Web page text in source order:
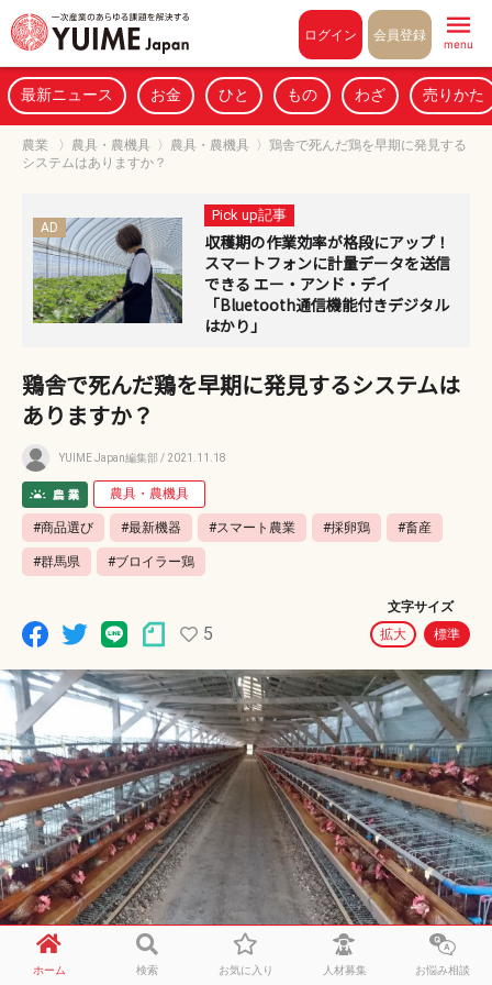
ログイン 会員登録
menu
最新ニュース お金 ひと もの わざ 売りかた
農業 〉 農具・農機具 〉 農具・農機具 〉 鶏舎で死んだ鶏を早期に発見する
システムはありますか？
AD
Pick up記事
収穫期の作業効率が格段にアップ！
スマートフォンに計量データを送信
できる エー・アンド・デイ
「Bluetooth通信機能付きデジタル
はかり」
鶏舎で死んだ鶏を早期に発見するシステムは
ありますか？
YUIME Japan編集部 / 2021.11.18
農具・農機具
#商品選び #最新機器 #スマート農業 #採卵鶏 #畜産
#群馬県 #ブロイラー鶏
5
文字サイズ
拡大
標準
ホーム 検索 お気に入り 人材募集 お悩み相談